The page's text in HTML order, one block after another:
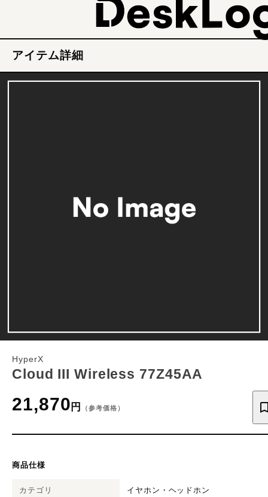
アイテム詳細
HyperX
Cloud III Wireless 77Z45AA
21,870 円 （参考価格）
商品仕様
カテゴリ イヤホン・ヘッドホン